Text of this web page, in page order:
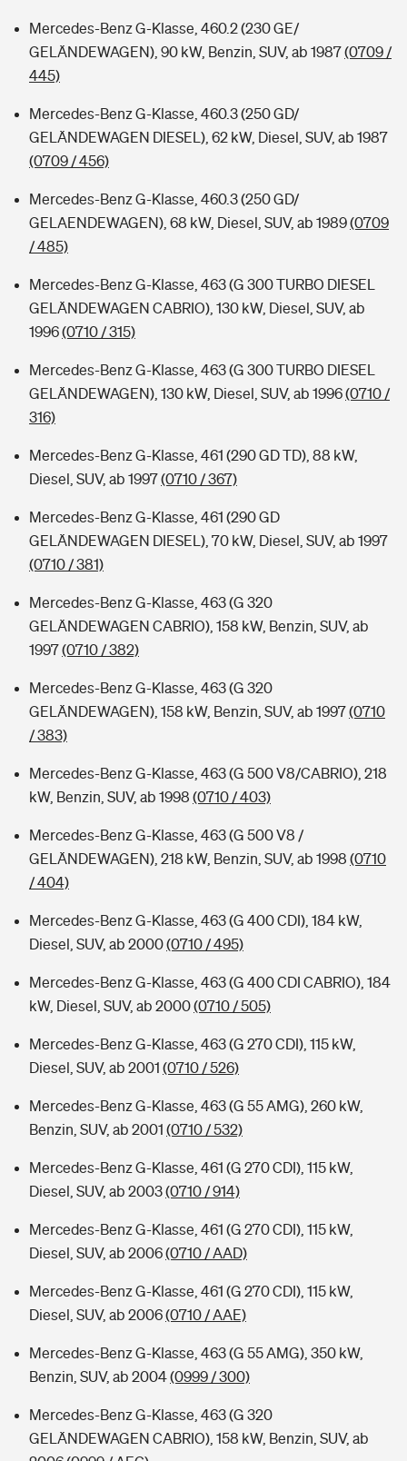
Mercedes-Benz G-Klasse, 460.2 (230 GE/
GELÄNDEWAGEN), 90 kW, Benzin, SUV, ab 1987(0709 /
445)
Mercedes-Benz G-Klasse, 460.3 (250 GD/
GELÄNDEWAGEN DIESEL), 62 kW, Diesel, SUV, ab 1987
(0709 / 456)
Mercedes-Benz G-Klasse, 460.3 (250 GD/
GELAENDEWAGEN), 68 kW, Diesel, SUV, ab 1989(0709
/ 485)
Mercedes-Benz G-Klasse, 463 (G 300 TURBO DIESEL
GELÄNDEWAGEN CABRIO), 130 kW, Diesel, SUV, ab
1996(0710 / 315)
Mercedes-Benz G-Klasse, 463 (G 300 TURBO DIESEL
GELÄNDEWAGEN), 130 kW, Diesel, SUV, ab 1996(0710 /
316)
Mercedes-Benz G-Klasse, 461 (290 GD TD), 88 kW,
Diesel, SUV, ab 1997(0710 / 367)
Mercedes-Benz G-Klasse, 461 (290 GD
GELÄNDEWAGEN DIESEL), 70 kW, Diesel, SUV, ab 1997
(0710 / 381)
Mercedes-Benz G-Klasse, 463 (G 320
GELÄNDEWAGEN CABRIO), 158 kW, Benzin, SUV, ab
1997(0710 / 382)
Mercedes-Benz G-Klasse, 463 (G 320
GELÄNDEWAGEN), 158 kW, Benzin, SUV, ab 1997(0710
/ 383)
Mercedes-Benz G-Klasse, 463 (G 500 V8/CABRIO), 218
kW, Benzin, SUV, ab 1998 (0710 / 403)
Mercedes-Benz G-Klasse, 463 (G 500 V8 /
GELÄNDEWAGEN), 218 kW, Benzin, SUV, ab 1998 (0710
/ 404)
Mercedes-Benz G-Klasse, 463 (G 400 CDI), 184 kW,
Diesel, SUV, ab 2000(0710 / 495)
Mercedes-Benz G-Klasse, 463 (G 400 CDI CABRIO), 184
kW, Diesel, SUV, ab 2000(0710 / 505)
Mercedes-Benz G-Klasse, 463 (G 270 CDI), 115 kW,
Diesel, SUV, ab 2001 (0710 / 526)
Mercedes-Benz G-Klasse, 463 (G 55 AMG), 260 kW,
Benzin, SUV, ab 2001 (0710 / 532)
Mercedes-Benz G-Klasse, 461 (G 270 CDI), 115 kW,
Diesel, SUV, ab 2003(0710 / 914)
Mercedes-Benz G-Klasse, 461 (G 270 CDI), 115 kW,
Diesel, SUV, ab 2006(0710 / AAD)
Mercedes-Benz G-Klasse, 461 (G 270 CDI), 115 kW,
Diesel, SUV, ab 2006(0710 / AAE)
Mercedes-Benz G-Klasse, 463 (G 55 AMG), 350 kW,
Benzin, SUV, ab 2004(0999 / 300)
Mercedes-Benz G-Klasse, 463 (G 320
GELÄNDEWAGEN CABRIO), 158 kW, Benzin, SUV, ab